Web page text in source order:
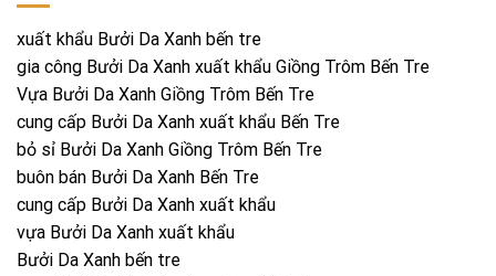
xuất khẩu Bưởi Da Xanh bến tre
gia công Bưởi Da Xanh xuất khẩu Giồng Trôm Bến Tre
Vựa Bưởi Da Xanh Giồng Trôm Bến Tre
cung cấp Bưởi Da Xanh xuất khẩu Bến Tre
bỏ sỉ Bưởi Da Xanh Giồng Trôm Bến Tre
buôn bán Bưởi Da Xanh Bến Tre
cung cấp Bưởi Da Xanh xuất khẩu
vựa Bưởi Da Xanh xuất khẩu
Bưởi Da Xanh bến tre